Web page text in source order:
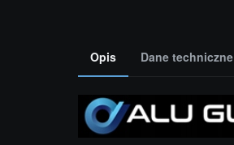
Opis Dane techniczne